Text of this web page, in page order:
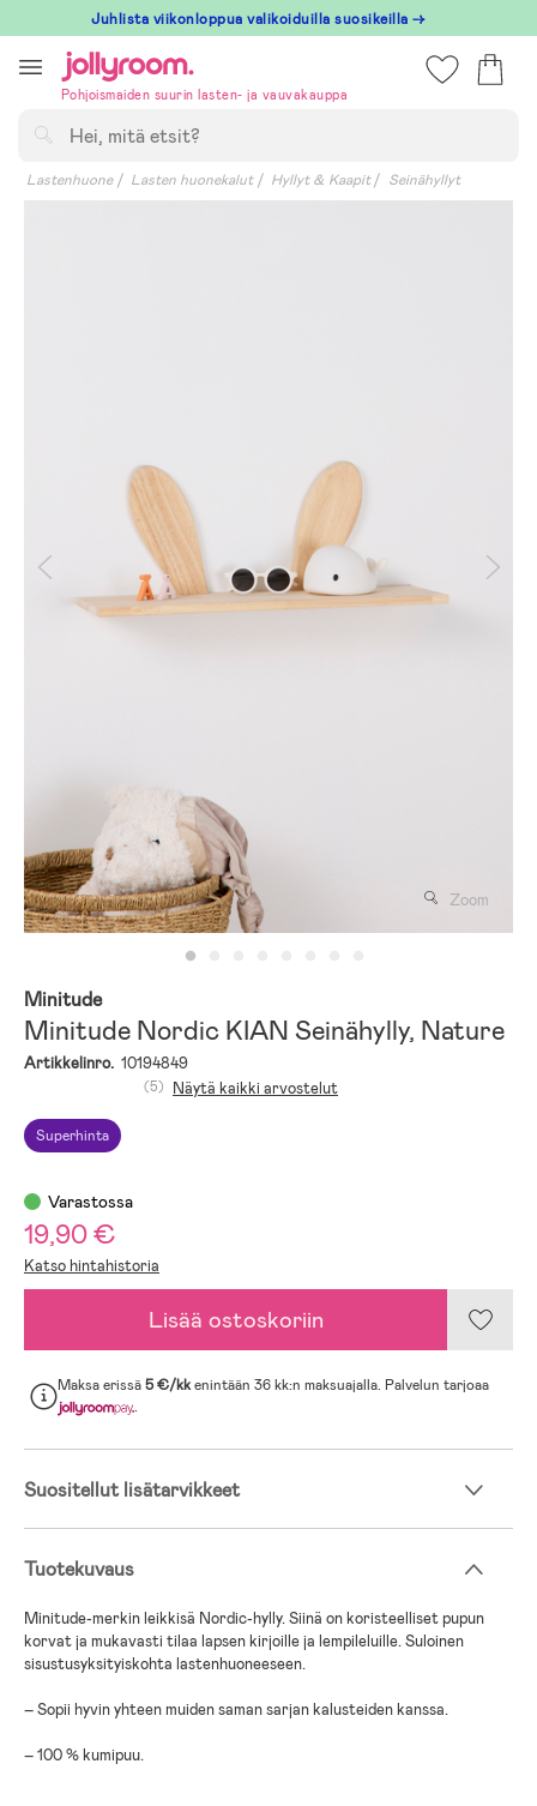
till
innehållet
Juhlista viikonloppua valikoiduilla suosikeilla →
Pohjoismaiden suurin lasten- ja vauvakauppa
Lastenhuone Lasten huonekalut Hyllyt & Kaapit Seinähyllyt
Zoom
Minitude
Minitude Nordic KIAN Seinähylly, Nature
Artikkelinro. 10194849
Superhinta
(5) Näytä kaikki arvostelut
Varastossa
19,90 €
Katso hintahistoria
Lisää ostoskoriin
Maksa erissä5 €/kkenintään 36 kk:n maksuajalla. Palvelun tarjoaa
.
Suositellut lisätarvikkeet
Tuotekuvaus
Minitude-merkin leikkisä Nordic-hylly. Siinä on koristeelliset pupun
korvat ja mukavasti tilaa lapsen kirjoille ja lempileluille. Suloinen
sisustusyksityiskohta lastenhuoneeseen.
– Sopii hyvin yhteen muiden saman sarjan kalusteiden kanssa.
– 100 % kumipuu.